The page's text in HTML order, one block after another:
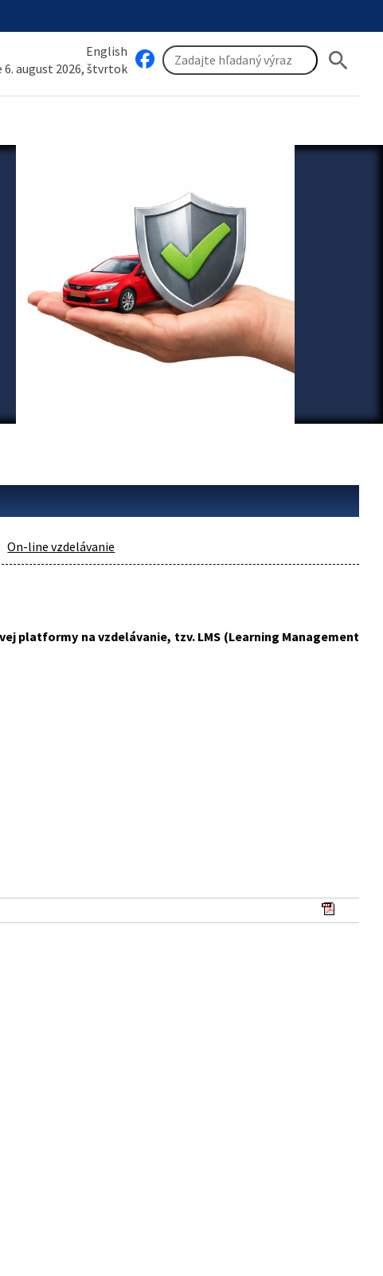
English
6. august 2026, štvrtok
search
On-line vzdelávanie
platformy na vzdelávanie, tzv. LMS (Learning Management